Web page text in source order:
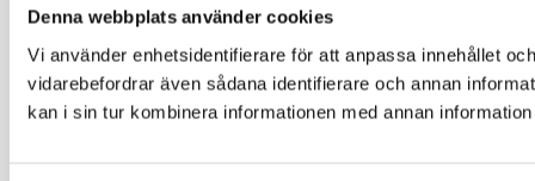
Denna webbplats använder cookies
Vi använder enhetsidentifierare för att anpassa innehållet
vidarebefordrar även sådana identifierare och annan
kan i sin tur kombinera informationen med annan